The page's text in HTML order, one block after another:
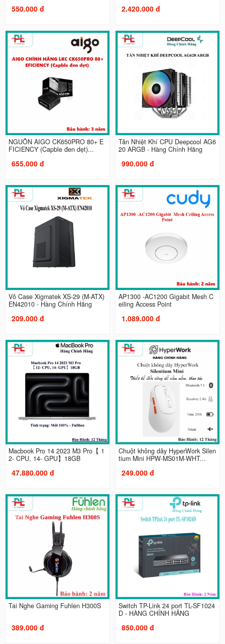
550.000 đ 2.420.000 đ
NGUỒN AIGO CK650PRO 80+ E
FICIENCY (Capble đen dẹt)...
655.000 đ
Tản Nhiệt Khí CPU Deepcool AG6
20 ARGB - Hàng Chính Hãng
990.000 đ
Vỏ Case Xigmatek XS-29 (M-ATX)
EN42010 - Hàng Chính Hãng
209.000 đ
AP1300 -AC1200 Gigabit Mesh C
eiling Access Point
1.089.000 đ
Macbook Pro 14 2023 M3 Pro【 1
2- CPU, 14- GPU】18GB
47.880.000 đ
Chuột không dây HyperWork Silen
tium Mini HPW-MS01M-WHT...
249.000 đ
Tai Nghe Gaming Fuhlen H300S
389.000 đ
Switch TP-Link 24 port TL-SF1024
D - HÀNG CHÍNH HÃNG
850.000 đ